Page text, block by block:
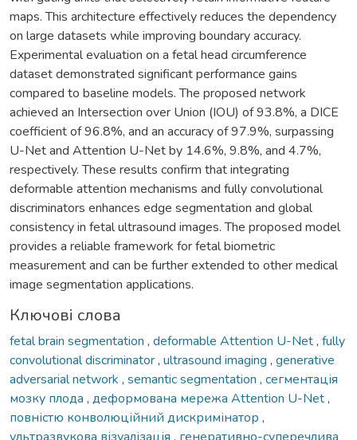
maps. This architecture effectively reduces the dependency
on large datasets while improving boundary accuracy.
Experimental evaluation on a fetal head circumference
dataset demonstrated significant performance gains
compared to baseline models. The proposed network
achieved an Intersection over Union (IOU) of 93.8%, a DICE
coefficient of 96.8%, and an accuracy of 97.9%, surpassing
U-Net and Attention U-Net by 14.6%, 9.8%, and 4.7%,
respectively. These results confirm that integrating
deformable attention mechanisms and fully convolutional
discriminators enhances edge segmentation and global
consistency in fetal ultrasound images. The proposed model
provides a reliable framework for fetal biometric
measurement and can be further extended to other medical
image segmentation applications.
Ключові слова
fetal brain segmentation , deformable Attention U-Net, fully
convolutional discriminator, ultrasound imaging , generative
adversarial network , semantic segmentation , сегментація
мозку плода , деформована мережа Attention U-Net,
повністю конволюційний дискримінатор ,